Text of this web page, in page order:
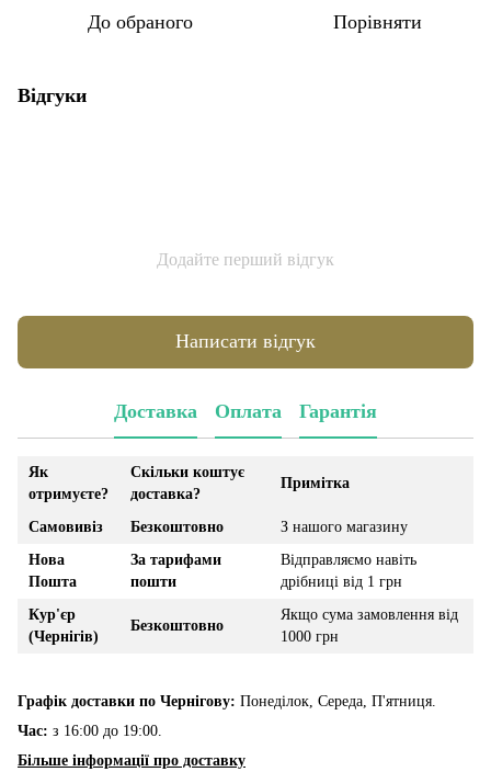
До обраного Порівняти
Відгуки
Додайте перший відгук
Написати відгук
Доставка Оплата Гарантія
Як
отримуєте?
Скільки коштує
доставка?
Примітка
Самовивіз Безкоштовно
З нашого магазину
Нова
Пошта
За тарифами
пошти
Відправляємо навіть
дрібниці від 1 грн
Кур'єр
(Чернігів)
Безкоштовно
Якщо сума замовлення від
1000 грн
Графік доставки по Чернігову: Понеділок, Середа, П'ятниця.
Час: з 16:00 до 19:00.
Більше інформації про доставку